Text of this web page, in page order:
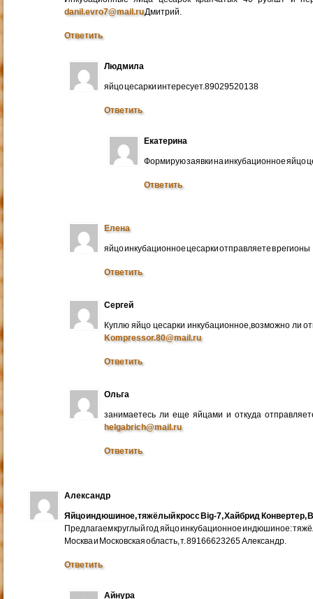
danil.evro7@mail.ruДмитрий.
Ответить
Людмила
яйцо цесарки интересует.89029520138
Ответить
Екатерина
Формирую заявки на инкубационное яйцо
Ответить
Елена
яйцо инкубационное цесарки отправляете в регионы
Ответить
Сергей
Куплю яйцо цесарки инкубационное,возможно ли
Kompressor.80@mail.ru
Ответить
Ольга
занимаетесь ли еще яйцами и откуда
helgabrich@mail.ru
Ответить
Александр
Яйцо индюшиное, тяжёлый кросс Big-7, Хайбрид Конвертер,
Предлагаем круглый год яйцо инкубационное индюшиное:
Москва и Московская область, т. 89166623265 Александр.
Ответить
Айнура